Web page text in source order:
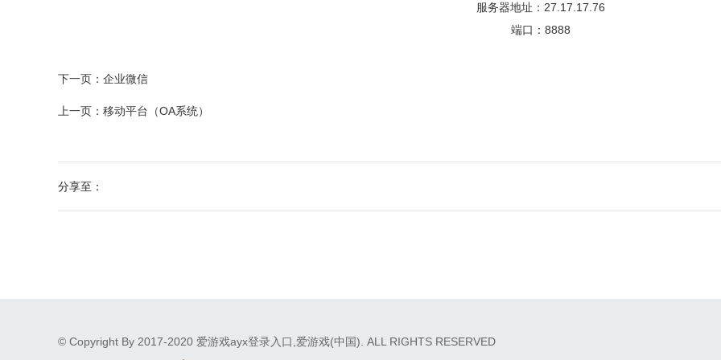
服务器地址：27.17.17.76
端口：8888
下一页： 企业微信
上一页： 移动平台（OA系统）
分享至：
© Copyright By 2017-2020 爱游戏ayx登录入口,爱游戏(中国). ALL RIGHTS RESERVED